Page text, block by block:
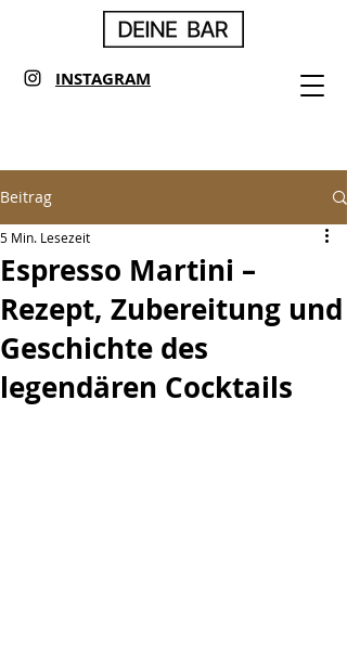
INSTAGRAM
Beitrag
Espresso Martini –
Rezept, Zubereitung und
Geschichte des
legendären Cocktails
5 Min. Lesezeit